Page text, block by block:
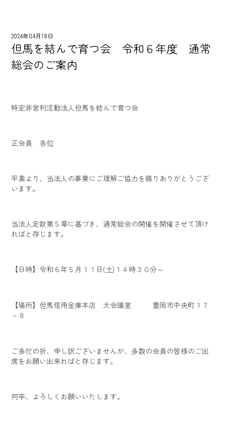
2024年04月18日
但馬を結んで育つ会 令和６年度 通常
総会のご案内
特定非営利活動法人但馬を結んで育つ会
正会員 各位
平素より、当法人の事業にご理解ご協力を賜りありがとうござ
います。
当法人定款第５章に基づき、通常総会の開催を開催させて頂け
ればと存じます。
【日時】令和６年５月１１日(土)１４時３０分～
【場所】但馬信用金庫本店 大会議室 豊岡市中央町１７
－８
ご多忙の折、申し訳ございませんが、多数の会員の皆様のご出
席をお願い出来ればと存じます。
何卒、よろしくお願いいたします。